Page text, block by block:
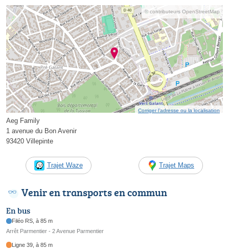
© contributeurs OpenStreetMap
Corriger l’adresse ou la localisation
Aeg Family
1 avenue du Bon Avenir
93420 Villepinte
Trajet Waze Trajet Maps
Venir en transports en commun
En bus
Filéo RS, à 85 m
Arrêt Parmentier - 2 Avenue Parmentier
Ligne 39, à 85 m